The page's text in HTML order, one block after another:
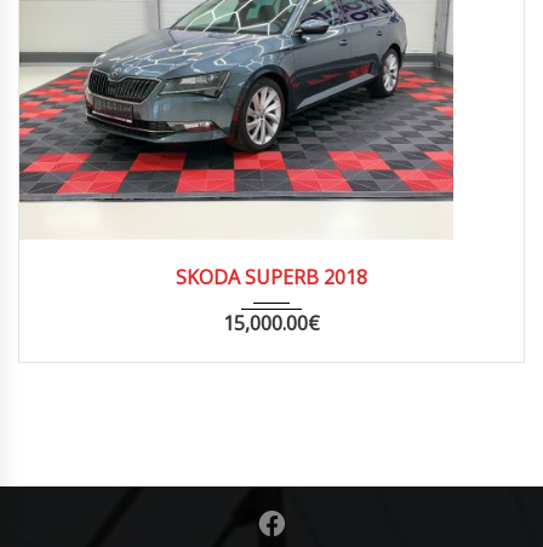
SKODA SUPERB 2018
15,000.00€